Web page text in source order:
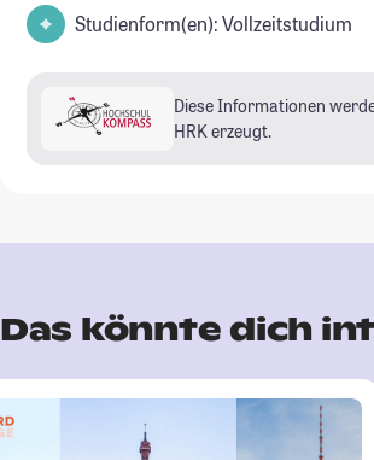
Studienform(en): Vollzeitstudium
Diese Informationen
HRK erzeugt.
Das könnte dich